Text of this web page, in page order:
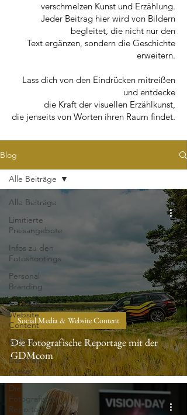
verschmelzen Kunst und Erzählung.
Jeder Beitrag hier wird von Bildern
begleitet, die nicht nur den
Text ergänzen, sondern die Geschichte
erweitern.
Lass dich von den Eindrücken mitreißen
und entdecke
die Kraft der visuellen Erzählkunst,
die jenseits von Worten ihren Raum findet.
Blog
Alle Beiträge
Limitierte
Preisangebote
Infos zu den
Fotoshootings
Personal
Branding
Social Media &
Website
Content
RECAP
Das Kleine
Atelier
Die
Fotografische
Reportage
Alle Beiträge
Die Fotografische Reportage mit der
GDMcom
Social Media & Website Content